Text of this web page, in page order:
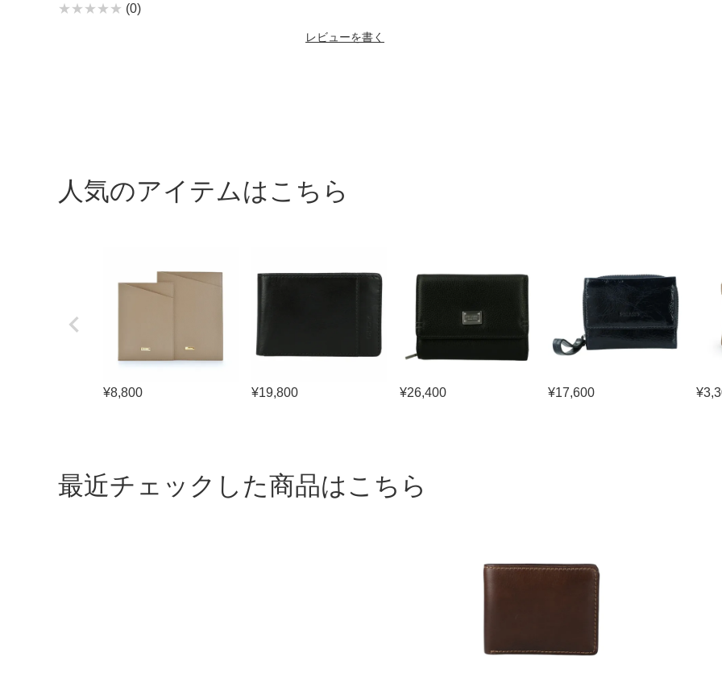
(0)
レビューを書く
人気のアイテムはこちら
¥8,800 ¥19,800 ¥26,400 ¥17,600 ¥
最近チェックした商品はこちら